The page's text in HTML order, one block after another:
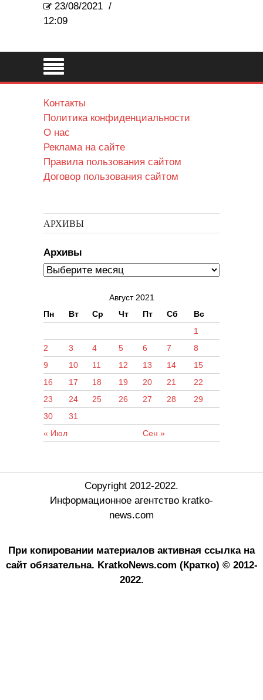
23/08/2021 /
12:09
Контакты
Политика конфиденциальности
О нас
Реклама на сайте
Правила пользования сайтом
Договор пользования сайтом
АРХИВЫ
Архивы
Август 2021
Пн
Вт Ср Чт Пт Сб Вс
« Июл Сен »
1
2
3 4 5 6 7
8
9
10 11 12 13 14
15
16
17 18 19 20 21
22
23
24 25 26 27 28
29
30
31
Copyright 2012-2022.
Информационное агентство kratko-
news.com
При копировании материалов активная ссылка на
сайт обязательна. KratkoNews.com (Кратко) © 2012-
2022.